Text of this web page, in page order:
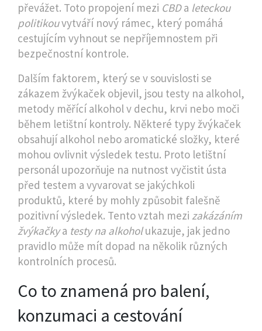
převážet. Toto propojení mezi CBDa leteckou
politikouvytváří nový rámec, který pomáhá
cestujícím vyhnout se nepříjemnostem při
bezpečnostní kontrole.
Dalším faktorem, který se v souvislosti se
zákazem žvýkaček objevil, jsou testy na alkohol,
metody měřící alkohol v dechu, krvi nebo moči
během letištní kontroly. Některé typy žvýkaček
obsahují alkohol nebo aromatické složky, které
mohou ovlivnit výsledek testu. Proto letištní
personál upozorňuje na nutnost vyčistit ústa
před testem a vyvarovat se jakýchkoli
produktů, které by mohly způsobit falešně
pozitivní výsledek. Tento vztah mezi zakázáním
žvýkačkya testy na alkoholukazuje, jak jedno
pravidlo může mít dopad na několik různých
kontrolních procesů.
Co to znamená pro balení,
konzumaci a cestování